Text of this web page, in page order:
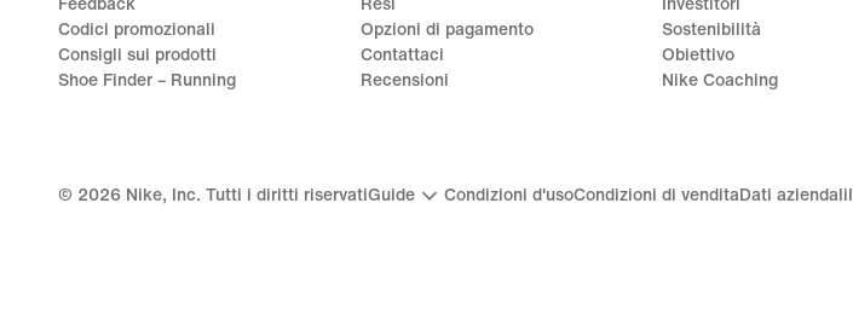
Feedback
Codici promozionali
Consigli sui prodotti
Shoe Finder – Running
Resi
Opzioni di pagamento
Contattaci
Recensioni
Investitori
Sostenibilità
Obiettivo
Nike Coaching
© 2026 Nike, Inc. Tutti i diritti riservatiGuide Condizioni d'usoCondizioni di vendita Dati aziendali